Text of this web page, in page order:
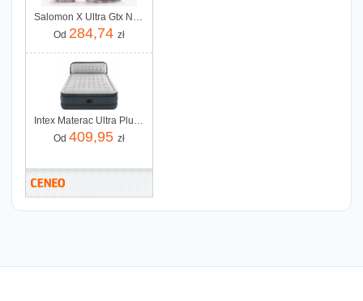
Salomon X Ultra Gtx Nirva Black Coral
Od 284,74 zł
Intex Materac Ultra Plush Headboard 64448
Od 409,95 zł